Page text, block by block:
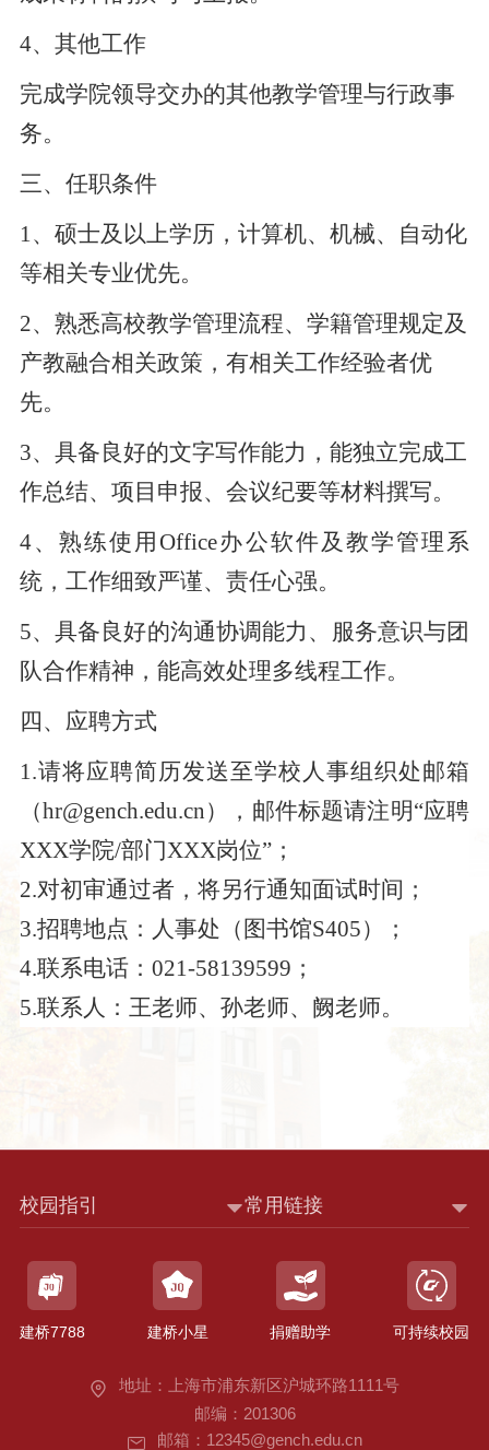
4、 其他工作
完成学院领导交办的其他教学管理与行政事
务。
三、任职条件
1、 硕士及以上学历，计算机、机械、自动化
等相关专业优先。
2、 熟悉高校教学管理流程、学籍管理规定及
产教融合相关政策，有相关工作经验者优
先。
3、 具备良好的文字写作能力，能独立完成工
作总结、项目申报、会议纪要等材料撰写。
4、熟练使用 Office办公软件及教学管理系
统，工作细致严谨、责任心强。
5、具备良好的沟通协调能力、服务意识与团
队合作精神，能高效处理多线程工作。
四、应聘方式
1.请将应聘简历发送至学校人事组织处邮箱
（hr@gench.edu.cn），邮件标题请注明“应聘
XXX学院/部门XXX岗位”；
2.对初审通过者，将另行通知面试时间；
3.招聘地点：人事处（图书馆S405）；
4.联系电话：021-58139599；
5.联系人：王老师、孙老师、阙老师。
地址：上海市浦东新区沪城环路1111号
邮编：201306
邮箱：12345@gench.edu.cn
校园指引 常用链接
建桥7788 建桥小星 捐赠助学 可持续校园